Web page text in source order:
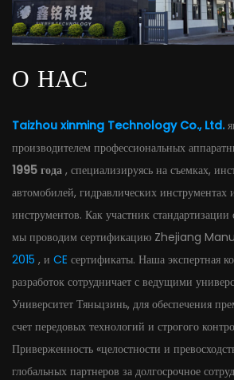
О НАС
Taizhou xinming Technology Co., Ltd.
производителем профессиональных
1995 года , специализируясь на съемках,
автомобилей, гидравлических инструментах
инструментов. Как участник стандартизации
мы проводим сертификацию Zhejiang
2015 , и CE сертификаты. Наша экспертная
разработок сотрудничает с ведущими
Университет Тяньцзинь, для обеспечения
счет передовых технологий и строгого
Приверженность «целостности и
глобальных партнеров за долгосрочное